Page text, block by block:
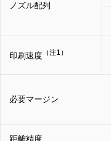
ノズル配列
印刷速度 （注1）
必要マージン
距離精度